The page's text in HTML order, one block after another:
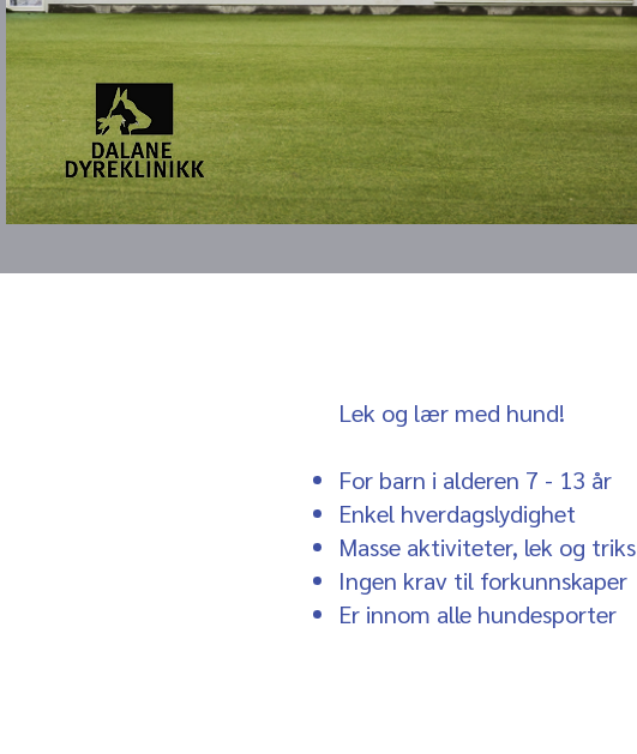
Lek og lær med hund!
For barn i alderen 7 - 13 år
Enkel hverdagslydighet
Masse aktiviteter, lek og triks
Ingen krav til forkunnskaper
Er innom alle hundesporter